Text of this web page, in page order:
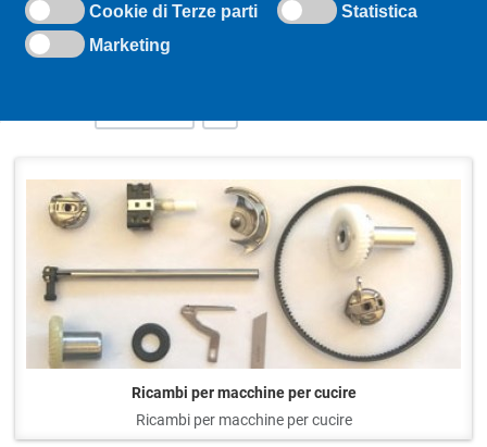
Cookie di Terze parti
Statistica
Marketing
BABYLOCK
Ricambi per macchine per cucire
Ricambi per macchine per cucire